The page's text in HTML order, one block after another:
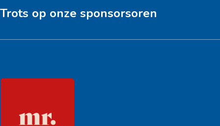
Trots op onze sponsorsoren